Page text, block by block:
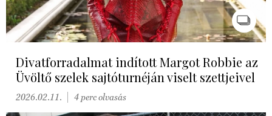
Divatforradalmat indított Margot Robbie az
Üvöltő szelek sajtóturnéján viselt szettjeivel
2026.02.11. 4 perc olvasás